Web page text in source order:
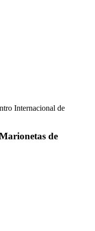
Internacional de
de